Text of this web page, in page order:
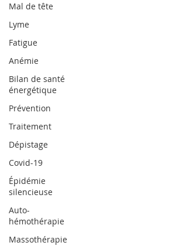
Mal de tête
Lyme
Fatigue
Anémie
Bilan de santé
énergétique
Prévention
Traitement
Dépistage
Covid-19
Épidémie
silencieuse
Auto-
hémothérapie
Massothérapie